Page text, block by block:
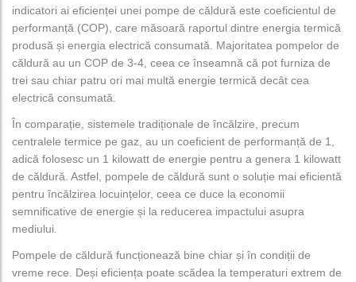
indicatori ai eficienței unei pompe de căldură este coeficientul de
performanță (COP), care măsoară raportul dintre energia termică
produsă și energia electrică consumată. Majoritatea pompelor de
căldură au un COP de 3-4, ceea ce înseamnă că pot furniza de
trei sau chiar patru ori mai multă energie termică decât cea
electrică consumată.
În comparație, sistemele tradiționale de încălzire, precum
centralele termice pe gaz, au un coeficient de performanță de 1,
adică folosesc un 1 kilowatt de energie pentru a genera 1 kilowatt
de căldură. Astfel, pompele de căldură sunt o soluție mai eficientă
pentru încălzirea locuințelor, ceea ce duce la economii
semnificative de energie și la reducerea impactului asupra
mediului.
Pompele de căldură funcționează bine chiar și în condiții de
vreme rece. Deși eficiența poate scădea la temperaturi extrem de